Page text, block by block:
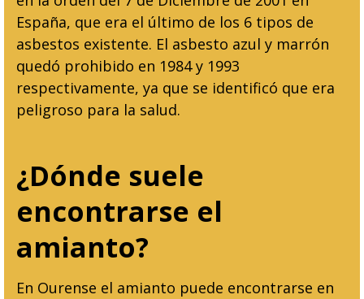
España, que era el último de los 6 tipos de
asbestos existente. El asbesto azul y marrón
quedó prohibido en 1984 y 1993
respectivamente, ya que se identificó que era
peligroso para la salud.
¿Dónde suele
encontrarse el
amianto?
En Ourense el amianto puede encontrarse en